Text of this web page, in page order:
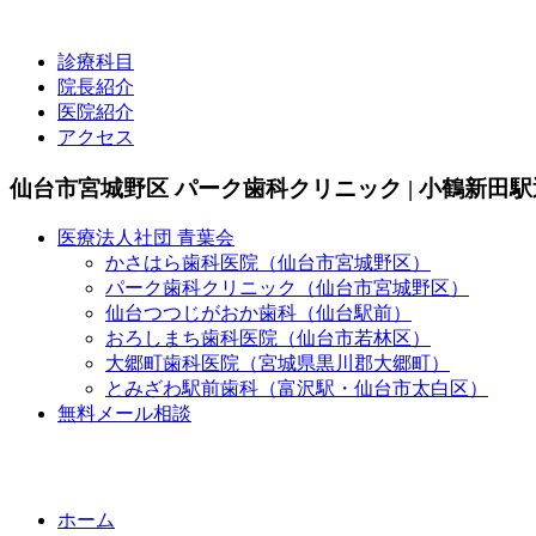
診療科目
院長紹介
医院紹介
アクセス
仙台市宮城野区 パーク歯科クリニック | 小鶴新田
医療法人社団 青葉会
かさはら歯科医院（仙台市宮城野区）
パーク歯科クリニック（仙台市宮城野区）
仙台つつじがおか歯科（仙台駅前）
おろしまち歯科医院（仙台市若林区）
大郷町歯科医院（宮城県黒川郡大郷町）
とみざわ駅前歯科（富沢駅・仙台市太白区）
無料メール相談
ホーム